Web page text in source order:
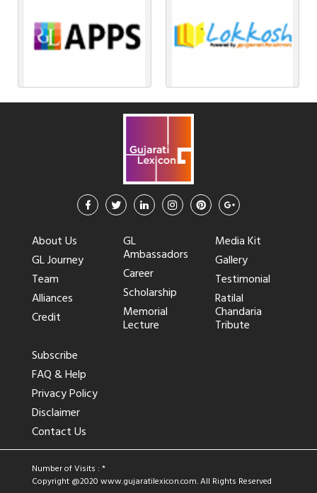
About Us
GL Journey
Team
Alliances
Credit
GL
Ambassadors
Career
Scholarship
Memorial
Lecture
Media Kit
Gallery
Testimonial
Ratilal
Chandaria
Tribute
Subscribe
FAQ & Help
Privacy Policy
Disclaimer
Contact Us
Number of Visits : *
Copyright @2020 www.gujaratilexicon.com. All Rights Reserved